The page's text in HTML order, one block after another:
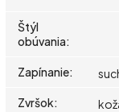
Štýl
obúvania:
Zapínanie:
Zvršok: